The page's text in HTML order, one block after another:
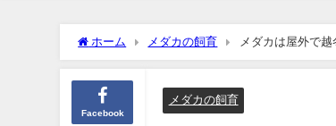
ホーム メダカの飼育 メダカは屋外で
Facebook
メダカの飼育